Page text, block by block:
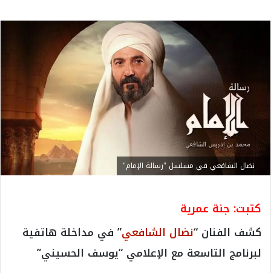
نضال الشافعي في مسلسل "رسالة الإمام"
كتبت: جنة عمرية
كشف الفنان “نضال الشافعي” في مداخلة هاتفية
لبرنامج التاسعة مع الإعلامي “يوسف الحسيني”